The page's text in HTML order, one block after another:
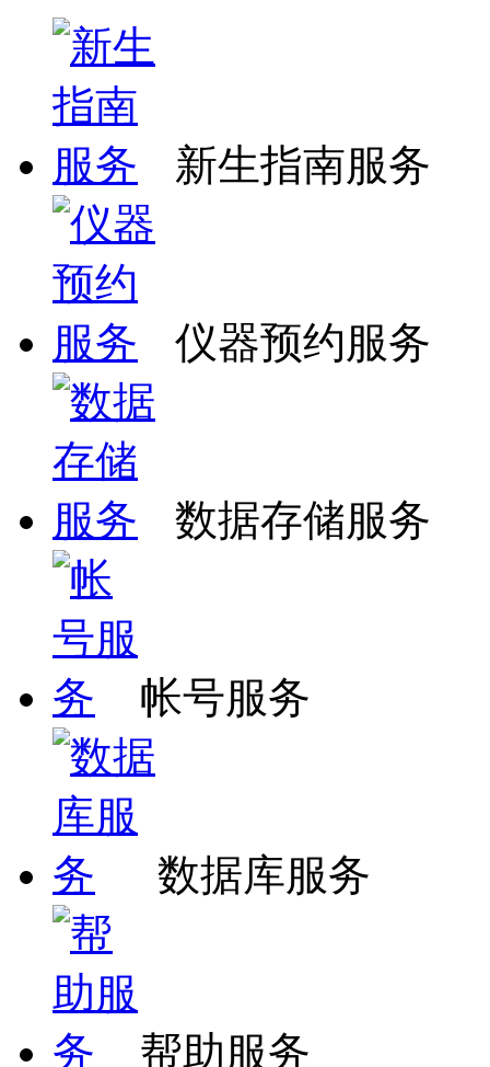
新生指南服务
仪器预约服务
数据存储服务
帐号服务
数据库服务
帮助服务